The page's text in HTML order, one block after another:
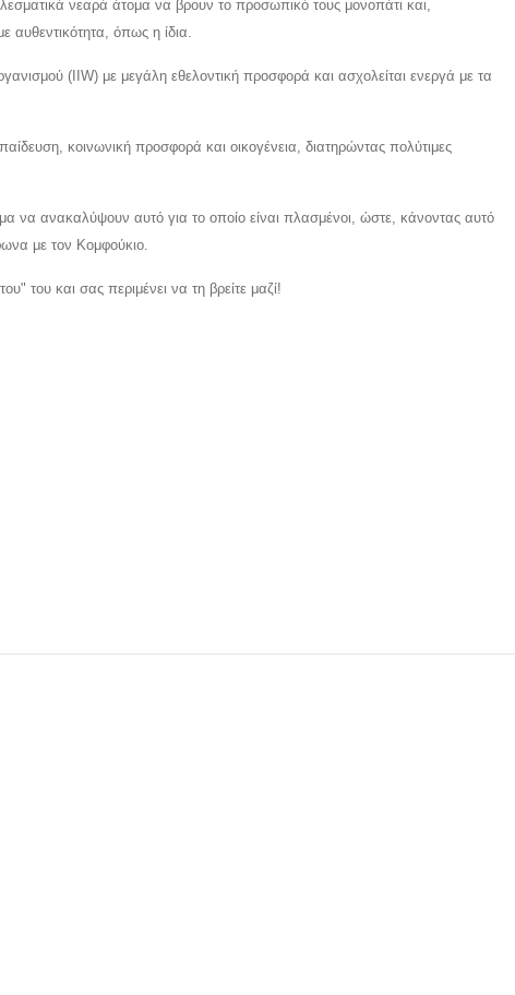
νεαρά άτομα να βρουν το προσωπικό τους μονοπάτι και,
αυθεντικότητα, όπως η ίδια.
(IIW) με μεγάλη εθελοντική προσφορά και ασχολείται ενεργά με τα
κοινωνική προσφορά και οικογένεια, διατηρώντας πολύτιμες
να ανακαλύψουν αυτό για το οποίο είναι πλασμένοι, ώστε, κάνοντας αυτό
με τον Κομφούκιο.
του και σας περιμένει να τη βρείτε μαζί!